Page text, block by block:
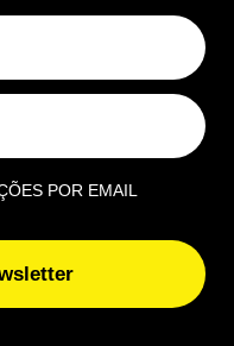
125 onde uma das
frango assado do
clientes durante o
POR EMAIL